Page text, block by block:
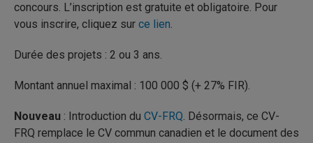
concours. L’inscription est gratuite et obligatoire. Pour
vous inscrire, cliquez sur ce lien.
Durée des projets : 2 ou 3 ans.
Montant annuel maximal : 100 000 $ (+ 27% FIR).
Nouveau : Introduction du CV-FRQ. Désormais, ce CV-
FRQ remplace le CV commun canadien et le document des